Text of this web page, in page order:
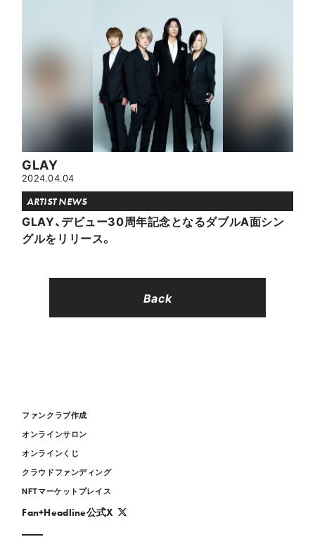
GLAY
2024.04.04
ARTIST NEWS
GLAY、デビュー30周年記念となるダブルA面シン
グルをリリース。
Back
ファンクラブ作成
オンラインサロン
オンラインくじ
クラウドファンディング
NFTマーケットプレイス
Fan+Headline公式X